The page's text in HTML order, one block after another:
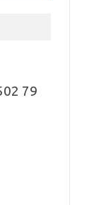
79